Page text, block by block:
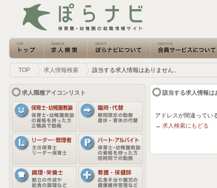
TOP 求人情報検索 該当する求人情報はありません。
求人職種アイコンリスト 該当する求人情報は
アドレスが間違ってい
→ 求人検索にもどる